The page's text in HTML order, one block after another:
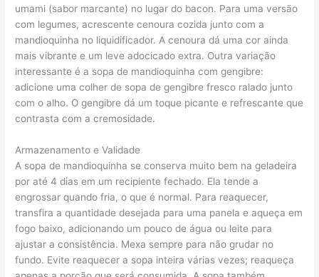
umami (sabor marcante) no lugar do bacon. Para uma versão
com legumes, acrescente cenoura cozida junto com a
mandioquinha no liquidificador. A cenoura dá uma cor ainda
mais vibrante e um leve adocicado extra. Outra variação
interessante é a sopa de mandioquinha com gengibre:
adicione uma colher de sopa de gengibre fresco ralado junto
com o alho. O gengibre dá um toque picante e refrescante que
contrasta com a cremosidade.
Armazenamento e Validade
A sopa de mandioquinha se conserva muito bem na geladeira
por até 4 dias em um recipiente fechado. Ela tende a
engrossar quando fria, o que é normal. Para reaquecer,
transfira a quantidade desejada para uma panela e aqueça em
fogo baixo, adicionando um pouco de água ou leite para
ajustar a consistência. Mexa sempre para não grudar no
fundo. Evite reaquecer a sopa inteira várias vezes; reaqueça